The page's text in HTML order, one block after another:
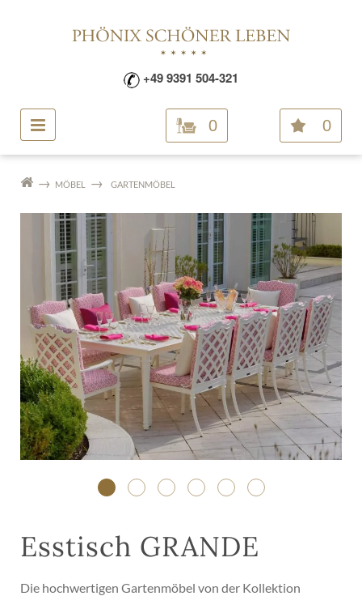
+49 9391 504-321
0 0
MÖBEL GARTENMÖBEL
Esstisch GRANDE
Die hochwertigen Gartenmöbel von der Kollektion